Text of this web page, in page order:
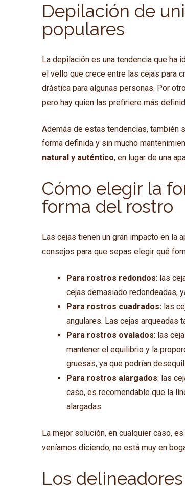
Depilación de
populares
La depilación es una tendencia que ha
el vello que crece entre las cejas para
drástica para algunas personas. Por
pero hay quien las prefiriere más
Además de estas tendencias, también
forma definida y sin mucho
natural y auténtico, en lugar de una
Cómo elegir la
forma del rostro
Las cejas tienen un gran impacto en la
consejos para que sepas elegir qué
Para rostros redondos: las
cejas demasiado redondeadas,
Para rostros cuadrados: las
angulares. Las cejas arqueadas
Para rostros ovalados: las
mantener el equilibrio y la
gruesas, ya que podrían
Para rostros alargados: las
caso, es recomendable que la
alargadas.
La mejor solución, en cualquier caso,
veníamos diciendo, no está muy en
Los delineadores